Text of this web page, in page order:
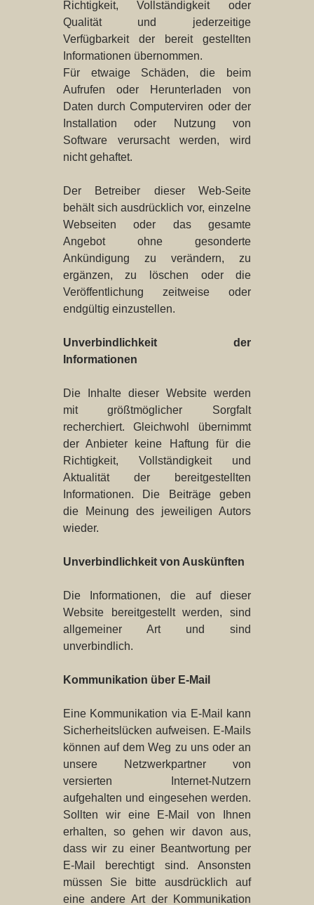
Richtigkeit, Vollständigkeit oder
Qualität und jederzeitige
Verfügbarkeit der bereit gestellten
Informationen übernommen.
Für etwaige Schäden, die beim
Aufrufen oder Herunterladen von
Daten durch Computerviren oder der
Installation oder Nutzung von
Software verursacht werden, wird
nicht gehaftet.
Der Betreiber dieser Web-Seite
behält sich ausdrücklich vor, einzelne
Webseiten oder das gesamte
Angebot ohne gesonderte
Ankündigung zu verändern, zu
ergänzen, zu löschen oder die
Veröffentlichung zeitweise oder
endgültig einzustellen.
Unverbindlichkeit der
Informationen
Die Inhalte dieser Website werden
mit größtmöglicher Sorgfalt
recherchiert. Gleichwohl übernimmt
der Anbieter keine Haftung für die
Richtigkeit, Vollständigkeit und
Aktualität der bereitgestellten
Informationen. Die Beiträge geben
die Meinung des jeweiligen Autors
wieder.
Unverbindlichkeit von Auskünften
Die Informationen, die auf dieser
Website bereitgestellt werden, sind
allgemeiner Art und sind
unverbindlich.
Kommunikation über E-Mail
Eine Kommunikation via E-Mail kann
Sicherheitslücken aufweisen. E-Mails
können auf dem Weg zu uns oder an
unsere Netzwerkpartner von
versierten Internet-Nutzern
aufgehalten und eingesehen werden.
Sollten wir eine E-Mail von Ihnen
erhalten, so gehen wir davon aus,
dass wir zu einer Beantwortung per
E-Mail berechtigt sind. Ansonsten
müssen Sie bitte ausdrücklich auf
eine andere Art der Kommunikation